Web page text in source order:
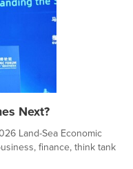
Next?
Land-Sea Economic
finance, think tank